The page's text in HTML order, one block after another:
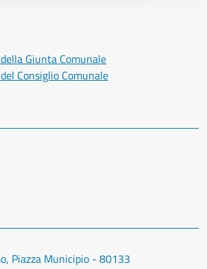
Giunta Comunale
Consiglio Comunale
Piazza Municipio - 80133